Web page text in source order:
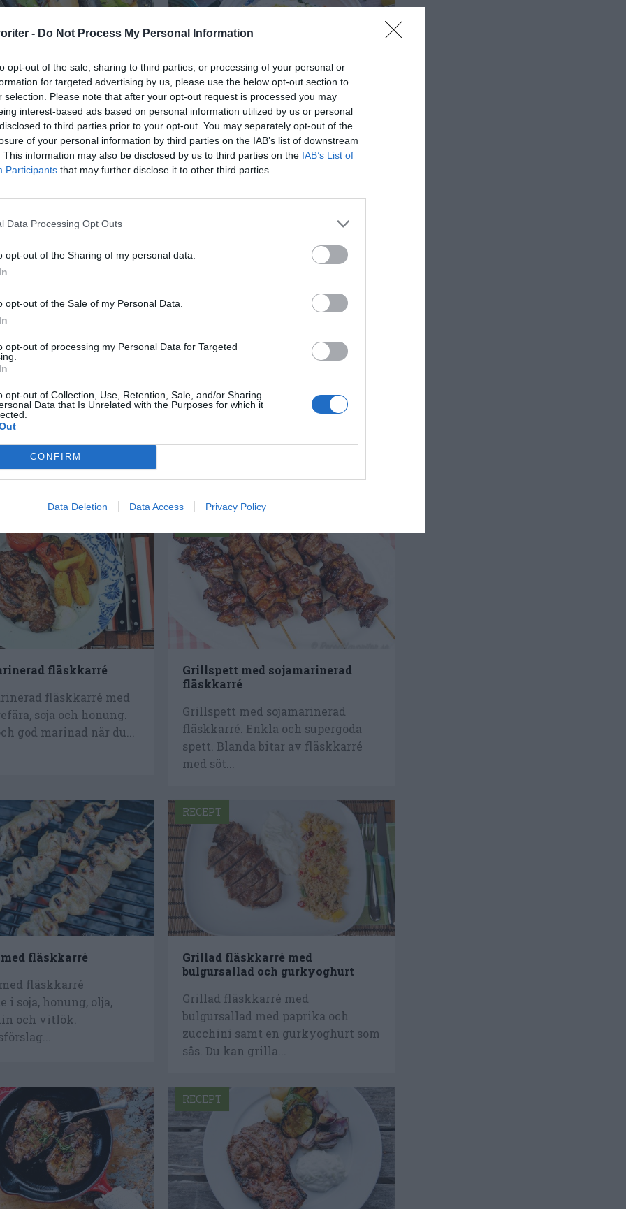
- Do Not Process My Personal Information
opt-out of the sale, sharing to third parties, or processing of your personal or
for targeted advertising by us, please use the below opt-out section to
selection. Please note that after your opt-out request is processed you may
interest-based ads based on personal information utilized by us or personal
to third parties prior to your opt-out. You may separately opt-out of the
of your personal information by third parties on the IAB’s list of downstream
This information may also be disclosed by us to third parties on the IAB’s List of
Participants that may further disclose it to other third parties.
Data Processing Opt Outs
opt-out of the Sharing of my personal data.
opt-out of the Sale of my Personal Data.
opt-out of processing my Personal Data for Targeted
opt-out of Collection, Use, Retention, Sale, and/or Sharing
Data that Is Unrelated with the Purposes for which it
CONFIRM
Data Deletion Data Access Privacy Policy
med grillad fläskkarré
bröd fyllda med
grillad fläskkarré, såser
går lika bra med
Bibimbap
Min variant på Bibimbap som är en
slags rispytt från Korea. Här med
kött eller svamp, stekt ägg och...
med klyftpotatis,
smör.
Helstekt karré eller kotlett med
vitkål
fläskkarré
fläskkarré med
soja och honung.
god marinad när du...
Grillspett med sojamarinerad
fläskkarré
Grillspett med sojamarinerad
fläskkarré. Enkla och supergoda
spett. Blanda bitar av fläskkarré
med söt...
fläskkarré
fläskkarré
i soja, honung, olja,
och vitlök.
Grillad fläskkarré med
bulgursallad och gurkyoghurt
Grillad fläskkarré med
bulgursallad med paprika och
zucchini samt en gurkyoghurt som
sås. Du kan grilla...
RECEPT
RECEPT